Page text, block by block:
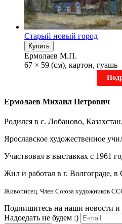
Старый новый город
Купить
Ермолаев М.П.
67 × 59 (см), картон, гуашь
Ермолаев Михаил Петрович
Родился в с. Лобаново,
Ярославское художественное
Участвовал в выставках с 1961
Жил и работал в г. Волгограде,
Живописец. Член Союза художников
Подпишитесь на наши новости и
Надоедать не будем :)